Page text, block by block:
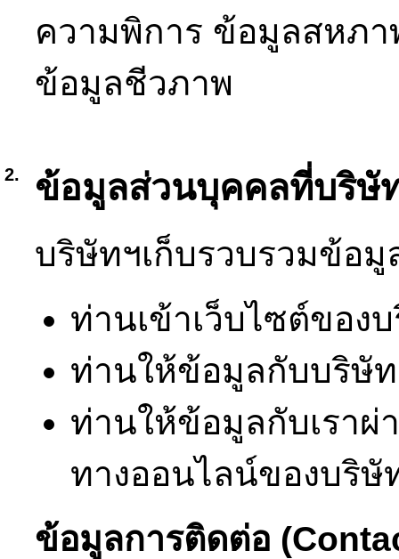
ความพิการ ข้อมูลสหภ
ข้อมูลชีวภาพ
2. ข้อมูลส่วนบุคคลที่บริษั
บริษัทฯเก็บรวบรวมข้อมู
ท่านเข้าเว็บไซต์ของ
ท่านให้ข้อมูลกับบริษั
ท่านให้ข้อมูลกับเรา
ทางออนไลน์ของบริษั
ข้อมูลการติดต่อ